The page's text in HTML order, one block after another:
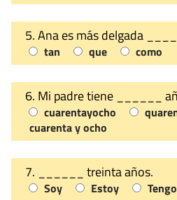
5. Ana es más delgada
tan que como
6. Mi padre tiene ______
cuarentayocho
cuarenta y ocho
7. ______ treinta años.
Soy Estoy Tengo